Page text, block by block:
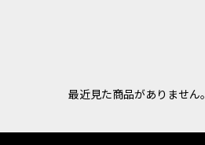
最近見た商品がありません。